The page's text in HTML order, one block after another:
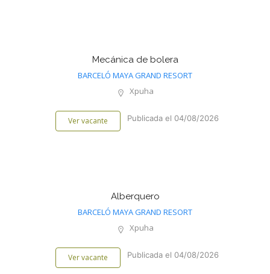
Mecánica de bolera
BARCELÓ MAYA GRAND RESORT
Xpuha
Ver vacante Publicada el 04/08/2026
Alberquero
BARCELÓ MAYA GRAND RESORT
Xpuha
Ver vacante Publicada el 04/08/2026